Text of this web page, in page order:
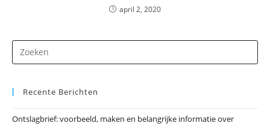
april 2, 2020
op
Recente Berichten
Ontslagbrief: voorbeeld, maken en belangrijke informatie over